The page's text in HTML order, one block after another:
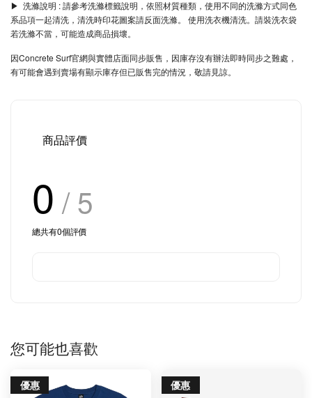
▶︎ 洗滌說明 : 請參考洗滌標籤說明，依照材質種類，使用不同的洗滌方式同色
系品項一起清洗，清洗時印花圖案請反面洗滌。 使用洗衣機清洗。請裝洗衣袋
若洗滌不當，可能造成商品損壞。
因Concrete Surf官網與實體店面同步販售，因庫存沒有辦法即時同步之難處，
有可能會遇到賣場有顯示庫存但已販售完的情況，敬請見諒。
商品評價
0 / 5
總共有0個評價
您可能也喜歡
優惠 優惠